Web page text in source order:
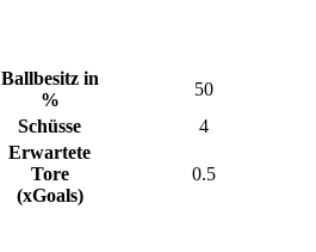
Ballbesitz in
%
50
Schüsse 4
Erwartete
Tore
(xGoals)
0.5